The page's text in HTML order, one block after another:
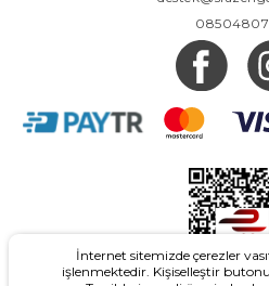
İnternet sitemizde çerezler
işlenmektedir. Kişiselleştir